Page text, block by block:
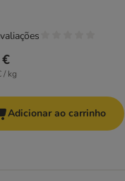
/ kg
Adicionar ao carrinho